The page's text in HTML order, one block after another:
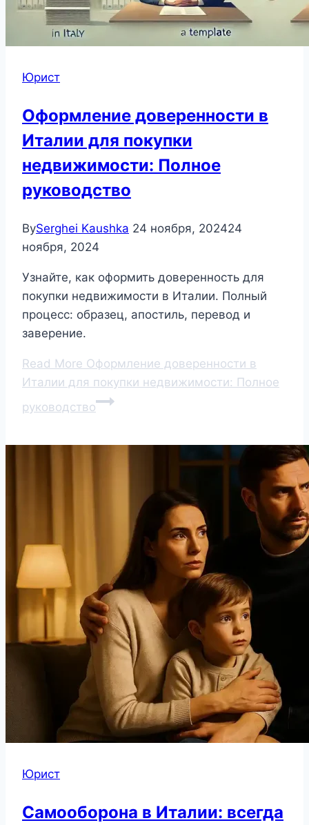
Юрист
Оформление доверенности в
Италии для покупки
недвижимости: Полное
руководство
BySerghei Kaushka 24 ноября, 202424
ноября, 2024
Узнайте, как оформить доверенность для
покупки недвижимости в Италии. Полный
процесс: образец, апостиль, перевод и
заверение.
Read More Оформление доверенности в
Италии для покупки недвижимости: Полное
руководство
Юрист
Самооборона в Италии: всегда